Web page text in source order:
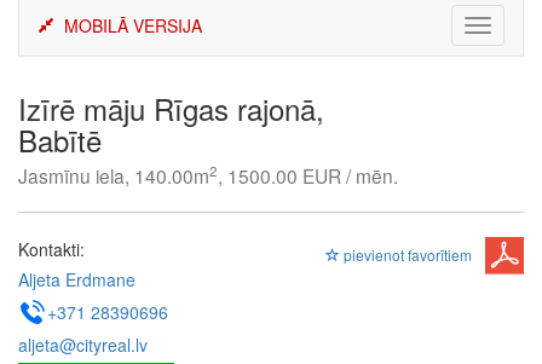
Toggle
MOBILĀ VERSIJA
Izīrē māju Rīgas rajonā,
Babītē
Jasmīnu iela, 140.00m2, 1500.00 EUR / mēn.
pievienot favorītiem
Kontakti:
Aljeta Erdmane
+371 28390696
aljeta@cityreal.lv